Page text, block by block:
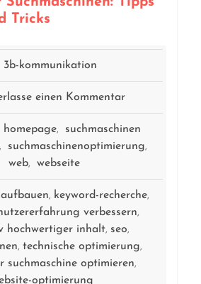
Tricks
3b-kommunikation
einen Kommentar
homepage,
suchmaschinen
, suchmaschinenoptimierung,
web, webseite
, keyword-recherche,
verbessern,
hochwertiger inhalt, seo,
,technische optimierung,
suchmaschine optimieren,
optimierung